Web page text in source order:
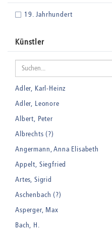
19. Jahrhundert
Künstler
Adler, Karl-Heinz
Adler, Leonore
Albert, Peter
Albrechts (?)
Angermann, Anna Elisabeth
Appelt, Siegfried
Artes, Sigrid
Aschenbach (?)
Asperger, Max
Bach, H.